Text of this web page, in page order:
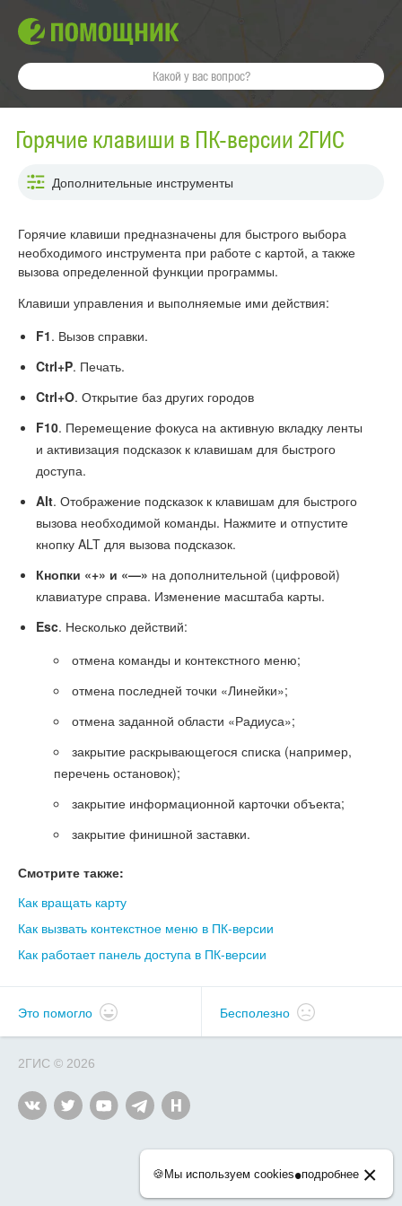
Горячие клавиши в ПК-версии 2ГИС
Дополнительные инструменты
Горячие клавиши предназначены для быстрого выбора
необходимого инструмента при работе с картой, а также
вызова определенной функции программы.
Клавиши управления и выполняемые ими действия:
F1. Вызов справки.
Ctrl+P. Печать.
Ctrl+O. Открытие баз других городов
F10. Перемещение фокуса на активную вкладку ленты
и активизация подсказок к клавишам для быстрого
доступа.
Alt. Отображение подсказок к клавишам для быстрого
вызова необходимой команды. Нажмите и отпустите
кнопку ALT для вызова подсказок.
Кнопки «+» и «—» на дополнительной (цифровой)
клавиатуре справа. Изменение масштаба карты.
Esc. Несколько действий:
отмена команды и контекстного меню;
отмена последней точки «Линейки»;
отмена заданной области «Радиуса»;
закрытие раскрывающегося списка (например,
перечень остановок);
закрытие информационной карточки объекта;
закрытие финишной заставки.
Смотрите также:
Как вращать карту
Как вызвать контекстное меню в ПК-версии
Как работает панель доступа в ПК-версии
Это помогло Бесполезно
2ГИС © 2026
🍪Мы используем cookies•подробнее ×